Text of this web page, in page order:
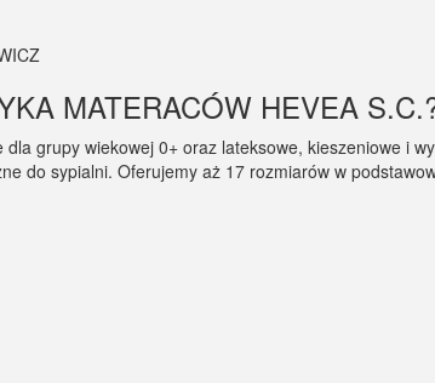
MATERACÓW HEVEA
grupy wiekowej 0+ oraz lateksowe, kieszeniowe i
do sypialni. Oferujemy aż 17 rozmiarów w